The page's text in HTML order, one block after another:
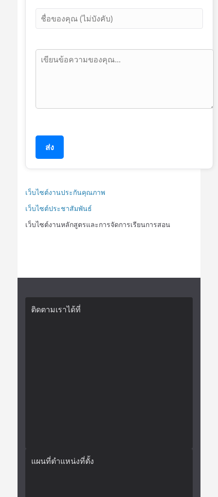
ส่ง
เว็บไซต์งานประกันคุณภาพ
เว็บไซต์ประชาสัมพันธ์
เว็บไซต์งานหลักสูตรและการจัดการเรียนการสอน
ติดตามเราได้ที่
แผนที่ตำแหน่งที่ตั้ง